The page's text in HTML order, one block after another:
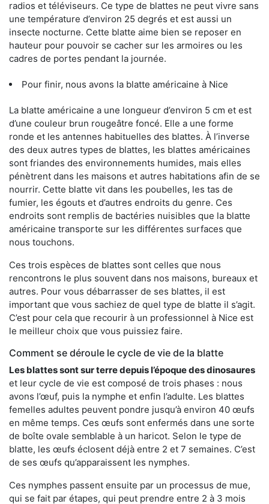
radios et téléviseurs. Ce type de blattes ne peut vivre sans
une température d’environ 25 degrés et est aussi un
insecte nocturne. Cette blatte aime bien se reposer en
hauteur pour pouvoir se cacher sur les armoires ou les
cadres de portes pendant la journée.
Pour finir, nous avons la blatte américaine à Nice
La blatte américaine a une longueur d’environ 5 cm et est
d’une couleur brun rougeâtre foncé. Elle a une forme
ronde et les antennes habituelles des blattes. À l’inverse
des deux autres types de blattes, les blattes américaines
sont friandes des environnements humides, mais elles
pénètrent dans les maisons et autres habitations afin de se
nourrir. Cette blatte vit dans les poubelles, les tas de
fumier, les égouts et d’autres endroits du genre. Ces
endroits sont remplis de bactéries nuisibles que la blatte
américaine transporte sur les différentes surfaces que
nous touchons.
Ces trois espèces de blattes sont celles que nous
rencontrons le plus souvent dans nos maisons, bureaux et
autres. Pour vous débarrasser de ses blattes, il est
important que vous sachiez de quel type de blatte il s’agit.
C’est pour cela que recourir à un professionnel à Nice est
le meilleur choix que vous puissiez faire.
Comment se déroule le cycle de vie de la blatte
Les blattes sont sur terre depuis l’époque des dinosaures
et leur cycle de vie est composé de trois phases : nous
avons l’œuf, puis la nymphe et enfin l’adulte. Les blattes
femelles adultes peuvent pondre jusqu’à environ 40 œufs
en même temps. Ces œufs sont enfermés dans une sorte
de boîte ovale semblable à un haricot. Selon le type de
blatte, les œufs éclosent déjà entre 2 et 7 semaines. C’est
de ses œufs qu’apparaissent les nymphes.
Ces nymphes passent ensuite par un processus de mue,
qui se fait par étapes, qui peut prendre entre 2 à 3 mois